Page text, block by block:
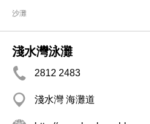
沙灘
淺水灣泳灘
2812 2483
淺水灣 海灘道